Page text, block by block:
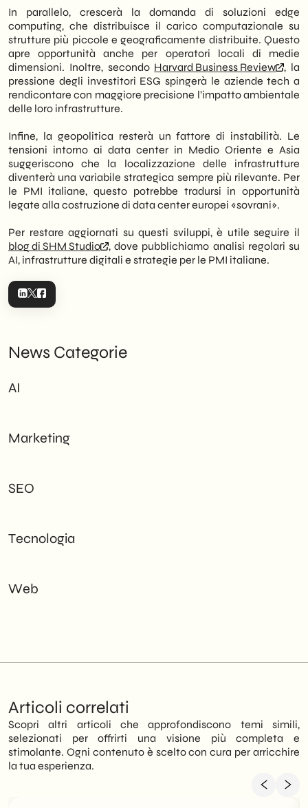
In parallelo, crescerà la domanda di soluzioni edge
computing, che distribuisce il carico computazionale su
strutture più piccole e geograficamente distribuite. Questo
apre opportunità anche per operatori locali di medie
dimensioni. Inoltre, secondo Harvard Business Review
, la
pressione degli investitori ESG spingerà le aziende tech a
rendicontare con maggiore precisione l’impatto ambientale
delle loro infrastrutture.
Infine, la geopolitica resterà un fattore di instabilità. Le
tensioni intorno ai data center in Medio Oriente e Asia
suggeriscono che la localizzazione delle infrastrutture
diventerà una variabile strategica sempre più rilevante. Per
le PMI italiane, questo potrebbe tradursi in opportunità
legate alla costruzione di data center europei «sovrani».
Per restare aggiornati su questi sviluppi, è utile seguire il
blog di SHM Studio
, dove pubblichiamo analisi regolari su
AI, infrastrutture digitali e strategie per le PMI italiane.
News Categorie
AI
Marketing
SEO
Tecnologia
Web
Articoli correlati
Scopri altri articoli che approfondiscono temi simili,
selezionati per offrirti una visione più completa e
stimolante. Ogni contenuto è scelto con cura per arricchire
la tua esperienza.